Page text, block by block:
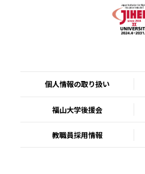
個人情報の取り扱い
福山大学後援会
教職員採用情報